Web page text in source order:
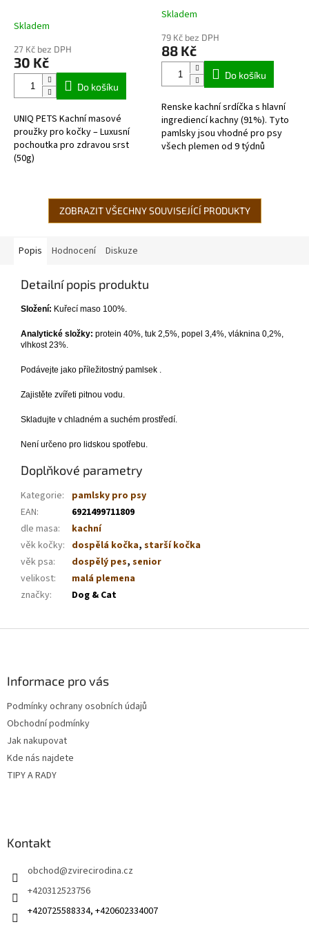
kachním masem 50g
Skladem
27 Kč bez DPH
30 Kč
Do košíku
UNIQ PETS Kachní masové
proužky pro kočky – Luxusní
pochoutka pro zdravou srst
(50g)
dóza 100g
Průměrné
produktu
je
hvězdiček.
Skladem
79 Kč bez DPH
88 Kč
Do košíku
Renske kachní srdíčka s hlavní
ingrediencí kachny (91%). Tyto
pamlsky jsou vhodné pro psy
všech plemen od 9 týdnů
ZOBRAZIT VŠECHNY SOUVISEJÍCÍ PRODUKTY
Popis Hodnocení Diskuze
Detailní popis produktu
Složení: Kuřecí maso 100%.
Analytické složky: protein 40%, tuk 2,5%, popel 3,4%, vláknina 0,2%,
vlhkost 23%.
Podávejte jako příležitostný pamlsek .
Zajistěte zvířeti pitnou vodu.
Skladujte v chladném a suchém prostředí.
Není určeno pro lidskou spotřebu.
Doplňkové parametry
Kategorie:
pamlsky pro psy
EAN:
6921499711809
dle masa:
kachní
věk kočky: dospělá kočka, starší kočka
věk psa: dospělý pes, senior
velikost:
malá plemena
značky: Dog & Cat
Informace pro vás
Podmínky ochrany osobních údajů
Obchodní podmínky
Jak nakupovat
Kde nás najdete
TIPY A RADY
Kontakt
obchod@zvirecirodina.cz
+420312523756
+420725588334, +420602334007